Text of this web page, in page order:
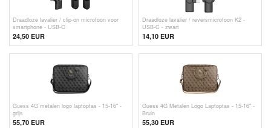
Draadloze lavalier / clip-on microfoon voor
smartphone - USB-C
24,50 EUR
Draadloze lavalier / reversmicrofoon K2 -
USB-C - zwart
14,10 EUR
Guess 4G metalen logo laptoptas - 15-16" -
grijs
55,70 EUR
Guess 4G Metalen Logo Laptoptas - 15-16" -
Bruin
55,30 EUR